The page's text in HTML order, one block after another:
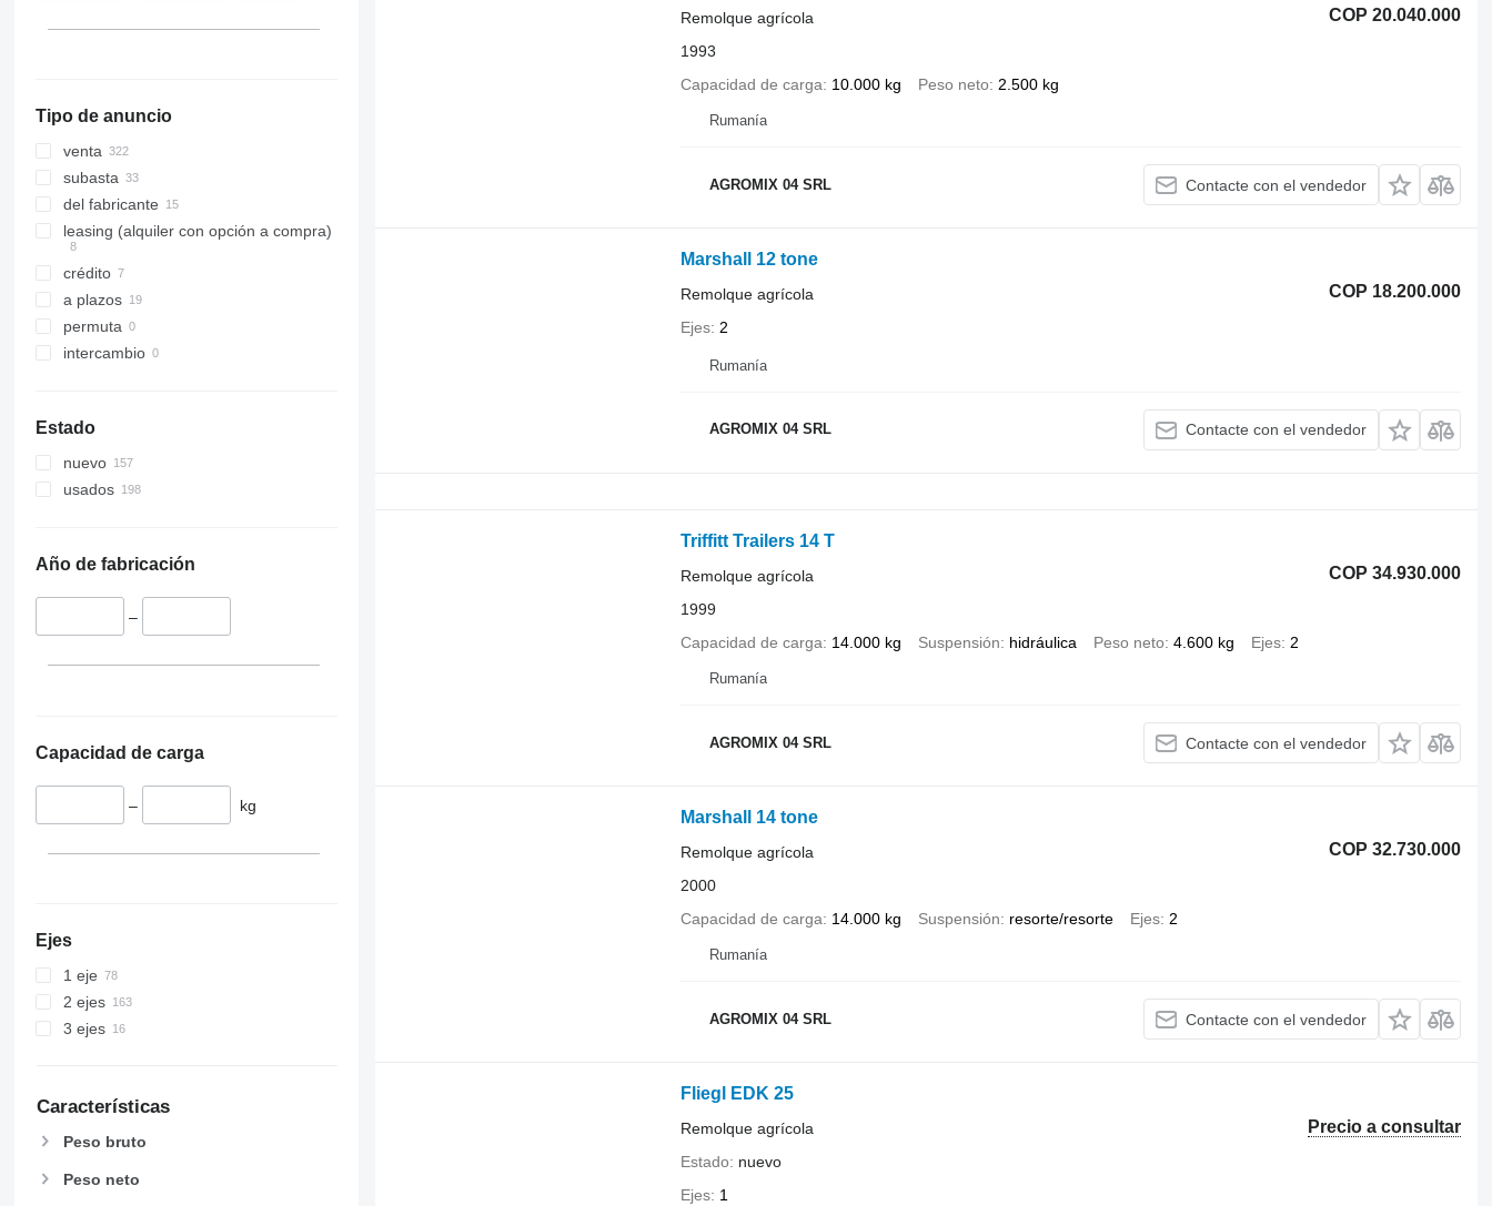
Tipo de anuncio
venta
subasta
del fabricante
leasing (alquiler con opción a compra)
crédito
a plazos
permuta
intercambio
Estado
nuevo
usados
Año de fabricación
–
Capacidad de carga
– kg
Ejes
1 eje
2 ejes
3 ejes
Características
Peso bruto
Peso neto
COP 20.040.000
Remolque agrícola
1993
Capacidad de carga
10.000 kg Peso neto 2.500 kg
Rumanía
AGROMIX 04 SRL Contacte con el vendedor
Marshall 12 tone
COP 18.200.000
Remolque agrícola
Ejes 2
Rumanía
AGROMIX 04 SRL Contacte con el vendedor
Triffitt Trailers 14 T
COP 34.930.000
Remolque agrícola
1999
Capacidad de carga 14.000 kg Suspensión hidráulica Peso neto 4.600 kg Ejes 2
Rumanía
AGROMIX 04 SRL Contacte con el vendedor
Marshall 14 tone
COP 32.730.000
Remolque agrícola
2000
Capacidad de carga 14.000 kg Suspensión resorte/resorte Ejes 2
Rumanía
AGROMIX 04 SRL Contacte con el vendedor
Fliegl EDK 25
Precio a consultar
Remolque agrícola
Estado
nuevo
Ejes 1